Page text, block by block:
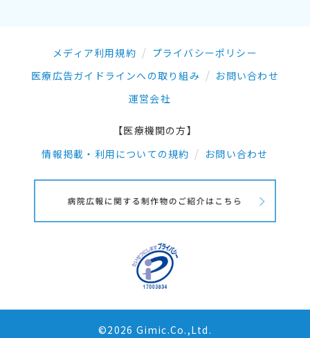
メディア利用規約
プライバシーポリシー
医療広告ガイドラインへの取り組み
お問い合わせ
運営会社
【医療機関の方】
情報掲載・利用についての規約
お問い合わせ
©2026 Gimic.Co.,Ltd.